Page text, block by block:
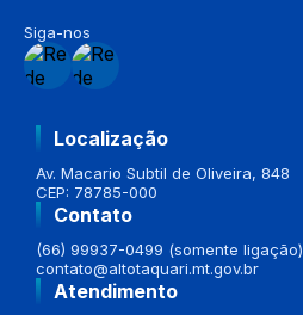
Siga-nos
Localização
Av. Macario Subtil de Oliveira, 848
CEP: 78785-000
Contato
(66) 99937-0499 (somente ligação)
contato@altotaquari.mt.gov.br
Atendimento